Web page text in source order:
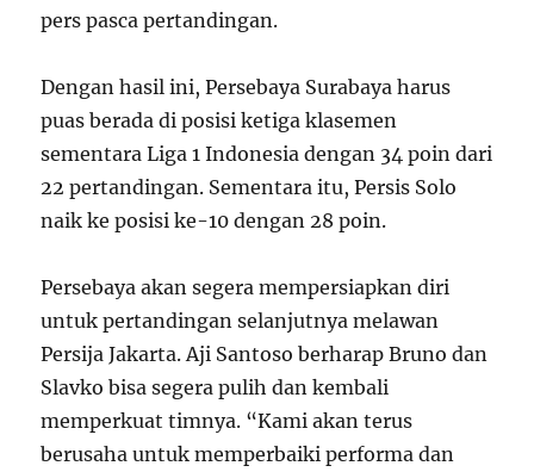
pers pasca pertandingan.
Dengan hasil ini, Persebaya Surabaya harus
puas berada di posisi ketiga klasemen
sementara Liga 1 Indonesia dengan 34 poin dari
22 pertandingan. Sementara itu, Persis Solo
naik ke posisi ke-10 dengan 28 poin.
Persebaya akan segera mempersiapkan diri
untuk pertandingan selanjutnya melawan
Persija Jakarta. Aji Santoso berharap Bruno dan
Slavko bisa segera pulih dan kembali
memperkuat timnya. “Kami akan terus
berusaha untuk memperbaiki performa dan